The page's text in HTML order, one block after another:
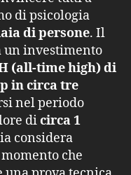
di psicologia
di persone. Il
un investimento
(all-time high) di
in circa tre
nel periodo
dicirca 1
considera
che